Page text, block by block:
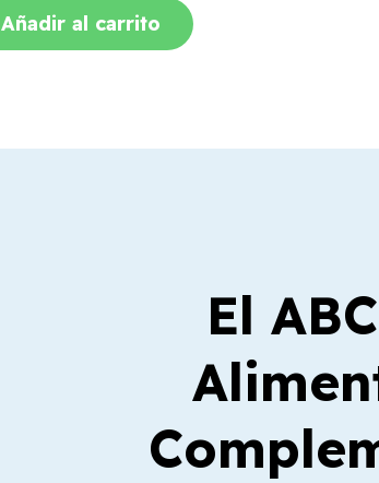
Añadir al carrito
El